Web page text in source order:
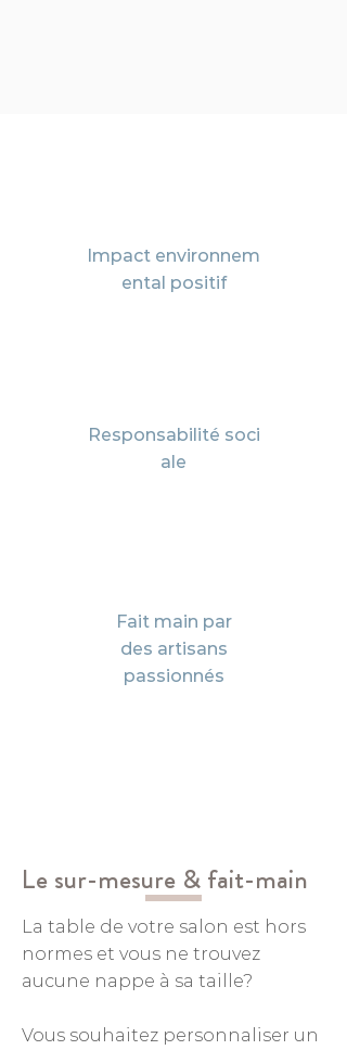
Impact environnem
ental positif
Responsabilité soci
ale
Fait main par
des artisans
passionnés
Le sur-mesure & fait-main
La table de votre salon est hors
normes et vous ne trouvez
aucune nappe à sa taille?
Vous souhaitez personnaliser un